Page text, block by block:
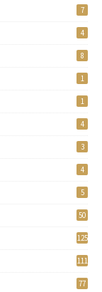
7
4
8
1
1
4
3
4
5
50
125
111
77